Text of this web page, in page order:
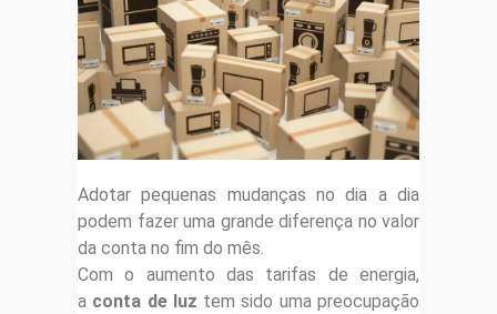
Adotar pequenas mudanças no dia a dia
podem fazer uma grande diferença no valor
da conta no fim do mês.
Com o aumento das tarifas de energia,
a conta de luz tem sido uma preocupação